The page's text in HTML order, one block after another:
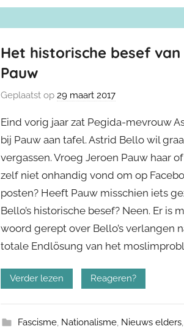
Het historische besef van
Pauw
Geplaatst op29 maart 2017
Eind vorig jaar zat Pegida-mevrouw
bij Pauw aan tafel. Astrid Bello wil
vergassen. Vroeg Jeroen Pauw haar
zelf niet onhandig vond om op
posten? Heeft Pauw misschien iets
Bello’s historische besef? Neen. Er is
woord gerept over Bello’s verlangen
totale Endlösung van het
Verder lezen Reageren?
Fascisme, Nationalisme, Nieuws elders,